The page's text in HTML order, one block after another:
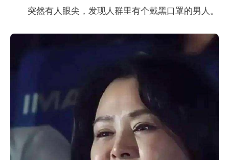
突然有人眼尖，发现人群里有个戴黑口罩的男人。